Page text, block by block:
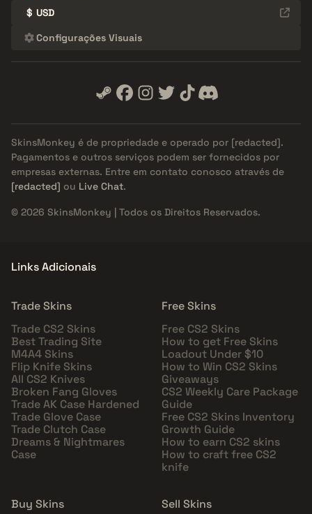
$ USD
Configurações Visuais
SkinsMonkey é de propriedade e operado por [redacted].
Pagamentos e outros serviços podem ser fornecidos por
empresas externas. Entre em contato conosco através de
[redacted] ou Live Chat.
© 2026 SkinsMonkey | Todos os Direitos Reservados.
Links Adicionais
Trade Skins
Trade CS2 Skins
Best Trading Site
M4A4 Skins
Flip Knife Skins
All CS2 Knives
Broken Fang Gloves
Trade AK Case Hardened
Trade Glove Case
Trade Clutch Case
Dreams & Nightmares
Case
Free Skins
Free CS2 Skins
How to get Free Skins
Loadout Under $10
How to Win CS2 Skins
Giveaways
CS2 Weekly Care Package
Guide
Free CS2 Skins Inventory
Growth Guide
How to earn CS2 skins
How to craft free CS2
knife
Buy Skins Sell Skins